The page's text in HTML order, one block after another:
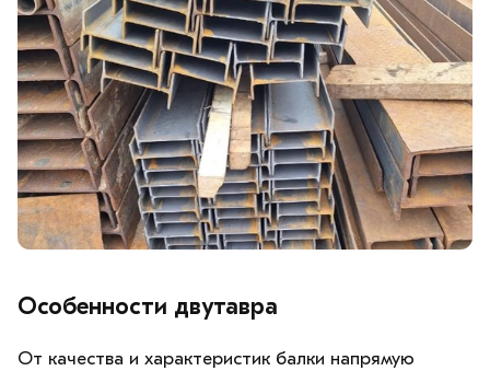
Особенности двутавра
От качества и характеристик балки напрямую